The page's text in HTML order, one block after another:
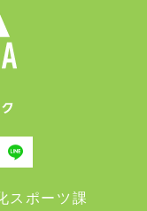
スポーツ課